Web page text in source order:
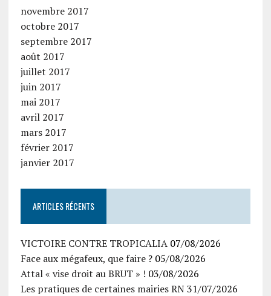
novembre 2017
octobre 2017
septembre 2017
août 2017
juillet 2017
juin 2017
mai 2017
avril 2017
mars 2017
février 2017
janvier 2017
ARTICLES RÉCENTS
VICTOIRE CONTRE TROPICALIA 07/08/2026
Face aux mégafeux, que faire ? 05/08/2026
Attal « vise droit au BRUT » ! 03/08/2026
Les pratiques de certaines mairies RN 31/07/2026